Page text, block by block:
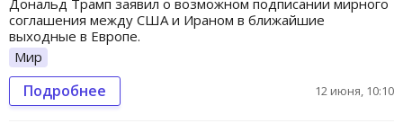
соглашения между США и Ираном в ближайшие
выходные в Европе.
Мир
Подробнее 12 июня, 10:10